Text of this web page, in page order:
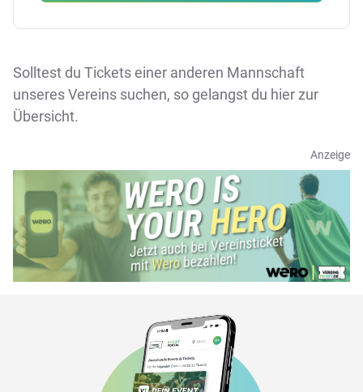
Solltest du Tickets einer anderen Mannschaft
unseres Vereins suchen, so gelangst du hier zur
Übersicht.
Anzeige